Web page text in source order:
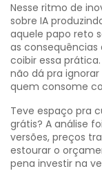
Nesse ritmo de
sobre IA
aquele papo reto
as consequências
coibir essa
não dá pra
quem consome
Teve espaço pra
grátis? A análise
versões, preços
estourar o
pena investir na